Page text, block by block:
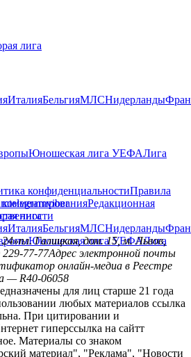
лига
ИталияБельгияМЛСНидерланды
Юношеская лига УЕФАЛига
конфиденциальностиПравила
Редакционная
telegramviber
лига
ИталияБельгияМЛСНидерланды
Юношеская лига УЕФАЛига
пл. Галицкая, дом. 15, м. Львов,
77-77Адрес электронной почты
онлайн-медиа в Реестре
— R40-06058
для лиц старше 21 года
любых материалов ссылка
При цитировании и
гиперссылка на сайтт
Материалы со знаком
материал", "Реклама", "Новости